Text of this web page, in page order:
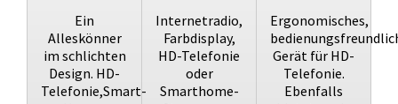
Ein
Alleskönner
im schlichten
Design. HD-
Telefonie,Smart-
Internetradio,
Farbdisplay,
HD-Telefonie
oder
Smarthome-
Ergonomisches,
Gerät für HD-
Telefonie.
Ebenfalls